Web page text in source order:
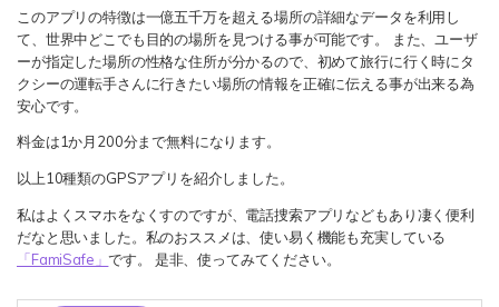
このアプリの特徴は一億五千万を超える場所の詳細なデータを利用し
て、世界中どこでも目的の場所を見つける事が可能です。 また、ユーザ
ーが指定した場所の性格な住所が分かるので、初めて旅行に行く時にタ
クシーの運転手さんに行きたい場所の情報を正確に伝える事が出来る為
安心です。
料金は1か月200分まで無料になります。
以上10種類のGPSアプリを紹介しました。
私はよくスマホをなくすのですが、電話捜索アプリなどもあり凄く便利
だなと思いました。私のおススメは、使い易く機能も充実している
「FamiSafe」です。 是非、使ってみてください。